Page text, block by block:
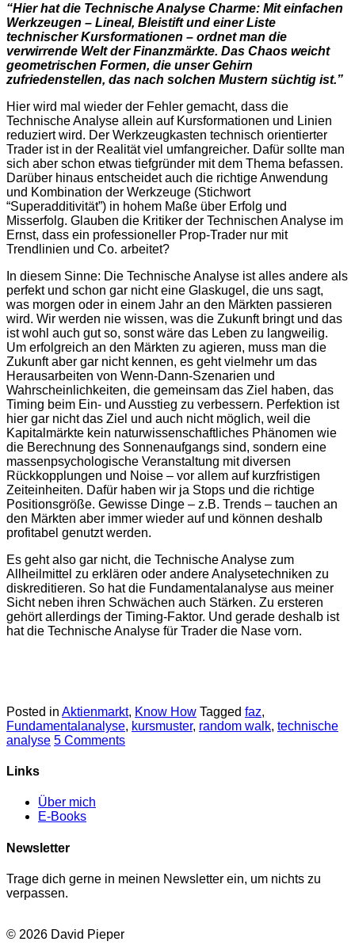
“Hier hat die Technische Analyse Charme: Mit einfachen
Werkzeugen – Lineal, Bleistift und einer Liste
technischer Kursformationen – ordnet man die
verwirrende Welt der Finanzmärkte. Das Chaos weicht
geometrischen Formen, die unser Gehirn
zufriedenstellen, das nach solchen Mustern süchtig ist.”
Hier wird mal wieder der Fehler gemacht, dass die
Technische Analyse allein auf Kursformationen und Linien
reduziert wird. Der Werkzeugkasten technisch orientierter
Trader ist in der Realität viel umfangreicher. Dafür sollte man
sich aber schon etwas tiefgründer mit dem Thema befassen.
Darüber hinaus entscheidet auch die richtige Anwendung
und Kombination der Werkzeuge (Stichwort
“Superadditivität”) in hohem Maße über Erfolg und
Misserfolg. Glauben die Kritiker der Technischen Analyse im
Ernst, dass ein professioneller Prop-Trader nur mit
Trendlinien und Co. arbeitet?
In diesem Sinne: Die Technische Analyse ist alles andere als
perfekt und schon gar nicht eine Glaskugel, die uns sagt,
was morgen oder in einem Jahr an den Märkten passieren
wird. Wir werden nie wissen, was die Zukunft bringt und das
ist wohl auch gut so, sonst wäre das Leben zu langweilig.
Um erfolgreich an den Märkten zu agieren, muss man die
Zukunft aber gar nicht kennen, es geht vielmehr um das
Herausarbeiten von Wenn-Dann-Szenarien und
Wahrscheinlichkeiten, die gemeinsam das Ziel haben, das
Timing beim Ein- und Ausstieg zu verbessern. Perfektion ist
hier gar nicht das Ziel und auch nicht möglich, weil die
Kapitalmärkte kein naturwissenschaftliches Phänomen wie
die Berechnung des Sonnenaufgangs sind, sondern eine
massenpsychologische Veranstaltung mit diversen
Rückkopplungen und Noise – vor allem auf kurzfristigen
Zeiteinheiten. Dafür haben wir ja Stops und die richtige
Positionsgröße. Gewisse Dinge – z.B. Trends – tauchen an
den Märkten aber immer wieder auf und können deshalb
profitabel genutzt werden.
Es geht also gar nicht, die Technische Analyse zum
Allheilmittel zu erklären oder andere Analysetechniken zu
diskreditieren. So hat die Fundamentalanalyse aus meiner
Sicht neben ihren Schwächen auch Stärken. Zu ersteren
gehört allerdings der Timing-Faktor. Und gerade deshalb ist
hat die Technische Analyse für Trader die Nase vorn.
Posted in Aktienmarkt, Know How Tagged faz,
Fundamentalanalyse, kursmuster, random walk, technische
analyse 5 Comments
Links
Über mich
E-Books
Newsletter
Trage dich gerne in meinen Newsletter ein, um nichts zu
verpassen.
© 2026 David Pieper